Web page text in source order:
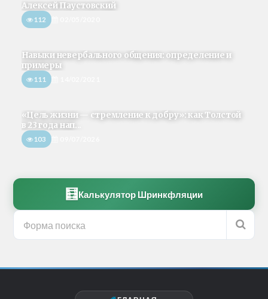
Алексей Паустовский
112
Навыки невербального общения: определение и
примеры
111
«Цель жизни — стремление к добру»: как Толстой
в 23 года нап...
103
🧮 Калькулятор Шринкфляции